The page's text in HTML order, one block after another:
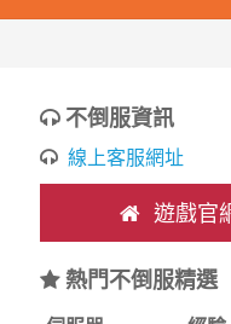
不倒服資訊
線上客服網址
遊戲官
熱門不倒服精選